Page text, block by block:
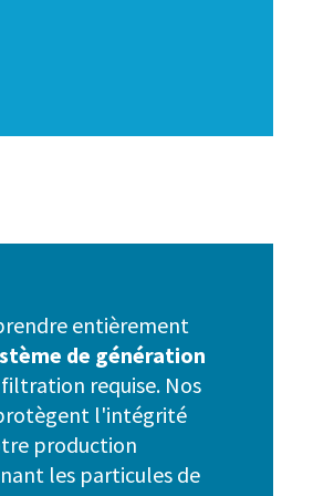
entièrement
de génération
requise. Nos
l'intégrité
production
les particules de